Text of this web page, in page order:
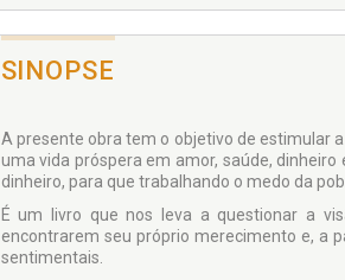
SINOPSE
A presente obra tem o objetivo de estimular
uma vida próspera em amor, saúde,
dinheiro, para que trabalhando o medo da
É um livro que nos leva a questionar a
encontrarem seu próprio merecimento e, a
sentimentais.